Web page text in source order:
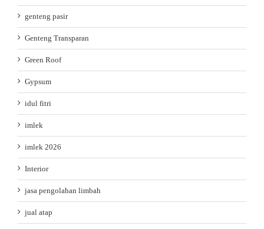
genteng pasir
Genteng Transparan
Green Roof
Gypsum
idul fitri
imlek
imlek 2026
Interior
jasa pengolahan limbah
jual atap